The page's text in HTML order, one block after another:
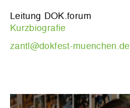
Leitung DOK.forum
Kurzbiografie
zantl@dokfest-muenchen.de